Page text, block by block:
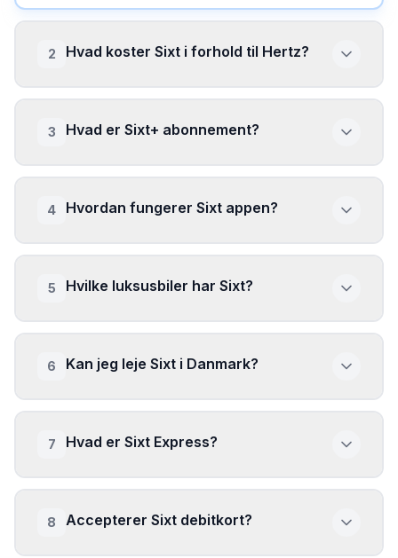
2 Hvad koster Sixt i forhold til Hertz?
3 Hvad er Sixt+ abonnement?
4 Hvordan fungerer Sixt appen?
5 Hvilke luksusbiler har Sixt?
6 Kan jeg leje Sixt i Danmark?
7 Hvad er Sixt Express?
8 Accepterer Sixt debitkort?